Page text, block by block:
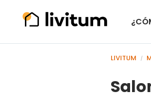
LIVITUM /